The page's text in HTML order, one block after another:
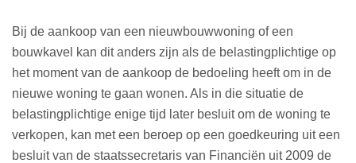
Bij de aankoop van een nieuwbouwwoning of een
bouwkavel kan dit anders zijn als de belastingplichtige op
het moment van de aankoop de bedoeling heeft om in de
nieuwe woning te gaan wonen. Als in die situatie de
belastingplichtige enige tijd later besluit om de woning te
verkopen, kan met een beroep op een goedkeuring uit een
besluit van de staatssecretaris van Financiën uit 2009 de